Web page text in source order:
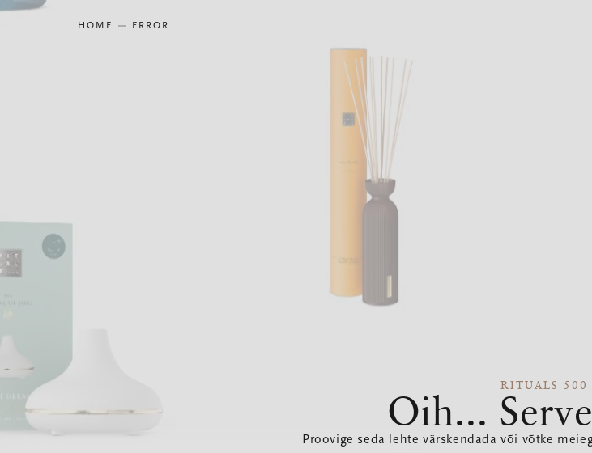
HOME ERROR
RITUALS 500
Oih...
Proovige seda lehte värskendada või võtke